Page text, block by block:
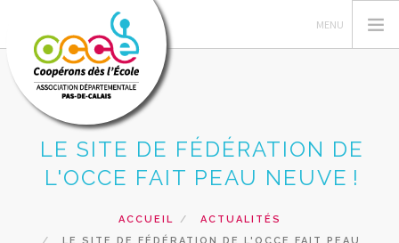
L'OCCE 62
GERER SA COOPERATIVE
NOS ACTIONS PEDAGOGIQUES
LE SITE DE FÉDÉRATION DE
L'OCCE FAIT PEAU NEUVE !
ACCUEIL
ACTUALITÉS
LE SITE DE FÉDÉRATION DE L'OCCE FAIT PEAU